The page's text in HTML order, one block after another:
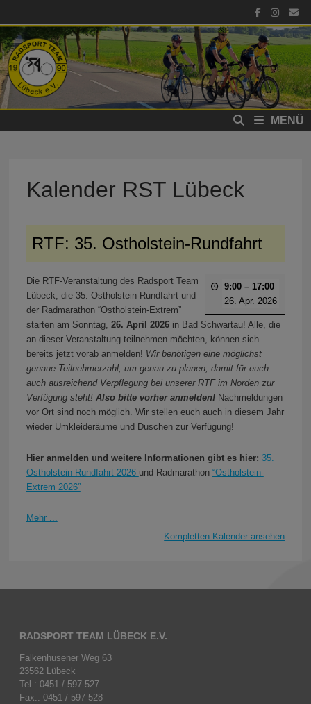
springen
MENÜ
Kalender RST Lübeck
RTF: 35. Ostholstein-Rundfahrt
9:00 – 17:00
26. Apr. 2026
Die RTF-Veranstaltung des Radsport Team
Lübeck, die 35. Ostholstein-Rundfahrt und
der Radmarathon “Ostholstein-Extrem”
starten am Sonntag, 26. April 2026in Bad Schwartau! Alle, die
an dieser Veranstaltung teilnehmen möchten, können sich
bereits jetzt vorab anmelden! Wir benötigen eine möglichst
genaue Teilnehmerzahl, um genau zu planen, damit für euch
auch ausreichend Verpflegung bei unserer RTF im Norden zur
Verfügung steht! Also bitte vorher anmelden!Nachmeldungen
vor Ort sind noch möglich. Wir stellen euch auch in diesem Jahr
wieder Umkleideräume und Duschen zur Verfügung!
Hier anmelden und weitere Informationen gibt es hier: 35.
Ostholstein-Rundfahrt 2026 und Radmarathon “Ostholstein-
Extrem 2026”
Mehr ...
Kompletten Kalender ansehen
RADSPORT TEAM LÜBECK E.V.
Falkenhusener Weg 63
23562 Lübeck
Tel.: 0451 / 597 527
Fax.: 0451 / 597 528